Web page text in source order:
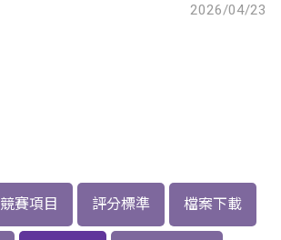
2026/04/23
競賽項目 評分標準 檔案下載